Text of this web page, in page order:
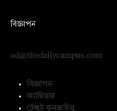
বিজ্ঞাপন
ad@thedailycampus.com
বিজ্ঞাপন
ক্যারিয়ার
টেক্সট কনভার্টার